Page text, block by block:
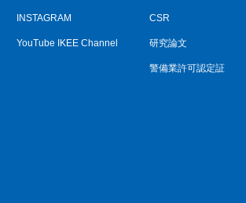
INSTAGRAM
YouTube IKEE Channel
CSR
研究論文
警備業許可認定証